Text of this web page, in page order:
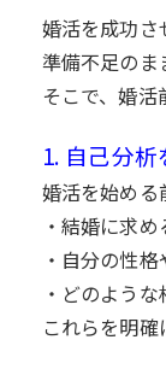
婚活を成功さ
準備不足のま
そこで、婚活
1. 自己分析
婚活を始める
・結婚に求
・自分の性
・どのよう
これらを明確